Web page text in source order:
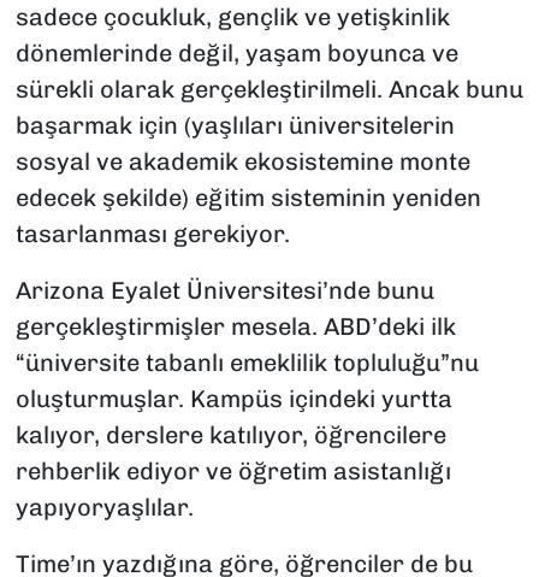
sadece çocukluk, gençlik ve yetişkinlik
dönemlerinde değil, yaşam boyunca ve
sürekli olarak gerçekleştirilmeli. Ancak bunu
başarmak için (yaşlıları üniversitelerin
sosyal ve akademik ekosistemine monte
edecek şekilde) eğitim sisteminin yeniden
tasarlanması gerekiyor.
Arizona Eyalet Üniversitesi’nde bunu
gerçekleştirmişler mesela. ABD’deki ilk
“üniversite tabanlı emeklilik topluluğu”nu
oluşturmuşlar. Kampüs içindeki yurtta
kalıyor, derslere katılıyor, öğrencilere
rehberlik ediyor ve öğretim asistanlığı
yapıyoryaşlılar.
Time’ın yazdığına göre, öğrenciler de bu